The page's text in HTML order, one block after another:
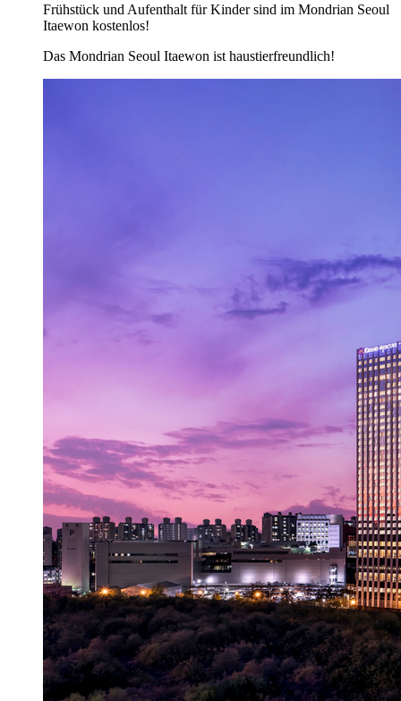
Frühstück und Aufenthalt für Kinder sind im Mondrian Seoul
Itaewon kostenlos!
Das Mondrian Seoul Itaewon ist haustierfreundlich!